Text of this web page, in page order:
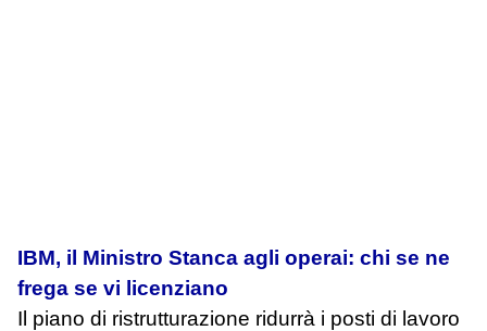
IBM, il Ministro Stanca agli operai: chi se ne
frega se vi licenziano
Il piano di ristrutturazione ridurrà i posti di lavoro